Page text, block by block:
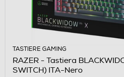
TASTIERE GAMING
RAZER - Tastiera
SWITCH) ITA-Nero